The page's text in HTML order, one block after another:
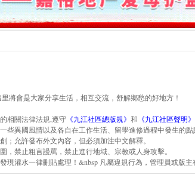
將會是大家分享生活，相互交流，舒解鄉愁的好地方！
相關法律法規,遵守 《九江社區總版規》 和 《九江社區聲明》
些異國風情以及各自在工作生活、留學進修過程中發生的
；允許發布外文內容，但必須加注中文解釋。
，禁止粗言謾罵，禁止進行地域、宗教或人身攻擊。
現灌水一律刪貼處理！&nbsp 凡屬違規行為，管理員或版